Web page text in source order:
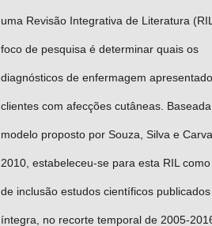
uma Revisão Integrativa de Literatura
foco de pesquisa é determinar quais os
diagnósticos de enfermagem
clientes com afecções cutâneas.
modelo proposto por Souza, Silva e
2010, estabeleceu-se para esta RIL
de inclusão estudos científicos
íntegra, no recorte temporal de 2005-